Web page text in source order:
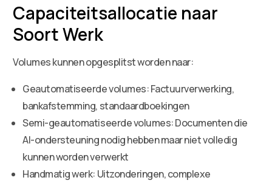
Capaciteitsallocatie naar
Soort Werk
Volumes kunnen opgesplitst worden naar:
Geautomatiseerde volumes: Factuurverwerking,
bankafstemming, standaardboekingen
Semi-geautomatiseerde volumes: Documenten die
AI-ondersteuning nodig hebben maar niet volledig
kunnen worden verwerkt
Handmatig werk: Uitzonderingen, complexe